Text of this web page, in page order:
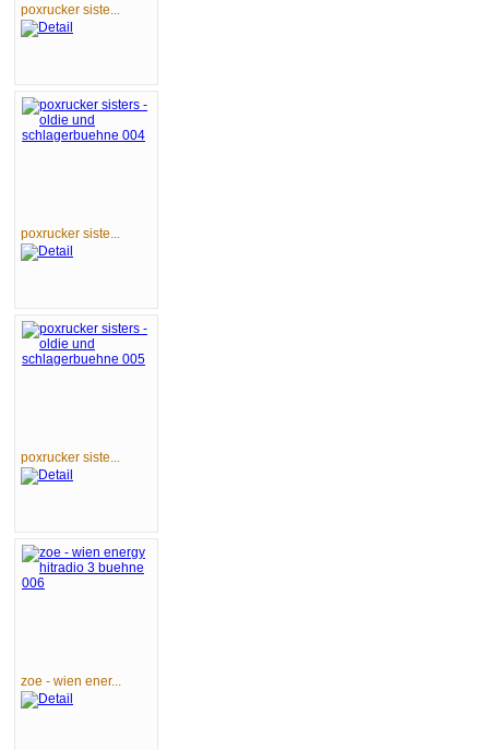
poxrucker siste...
poxrucker siste...
poxrucker siste...
zoe - wien ener...